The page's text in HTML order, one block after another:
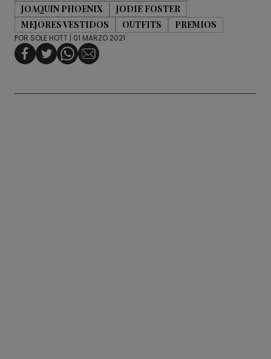
JOAQUIN PHOENIX
JODIE FOSTER
MEJORES VESTIDOS
OUTFITS PREMIOS
POR SOLE HOTT | 01 MARZO 2021